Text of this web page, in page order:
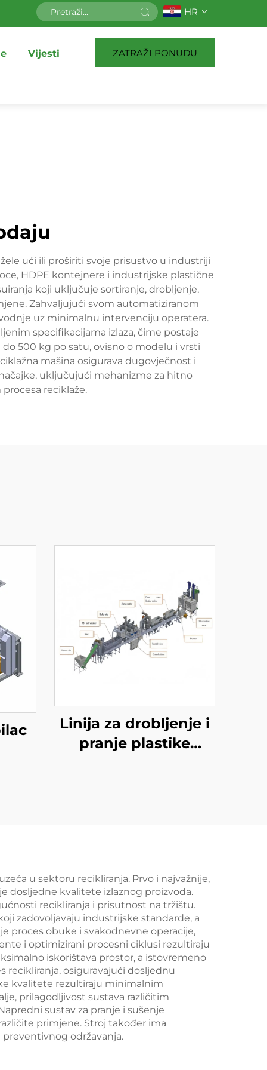
HR
Vijesti ZATRAŽI PONUDU
ući ili proširiti svoje prisustvo u industriji
HDPE kontejnere i industrijske plastične
koji uključuje sortiranje, drobljenje,
Zahvaljujući svom automatiziranom
uz minimalnu intervenciju operatera.
specifikacijama izlaza, čime postaje
500 kg po satu, ovisno o modelu i vrsti
mašina osigurava dugovječnost i
uključujući mehanizme za hitno
reciklaže.
Linija za drobljenje i
pranje plastike
u sektoru recikliranja. Prvo i najvažnije,
dosljedne kvalitete izlaznog proizvoda.
recikliranja i prisutnost na tržištu.
zadovoljavaju industrijske standarde, a
proces obuke i svakodnevne operacije,
i optimizirani procesni ciklusi rezultiraju
iskorištava prostor, a istovremeno
osiguravajući dosljednu
kvalitete rezultiraju minimalnim
prilagodljivost sustava različitim
sustav za pranje i sušenje
primjene. Stroj također ima
održavanja.